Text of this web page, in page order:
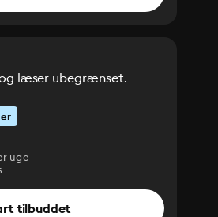
læser ubegrænset.
uge
tilbuddet